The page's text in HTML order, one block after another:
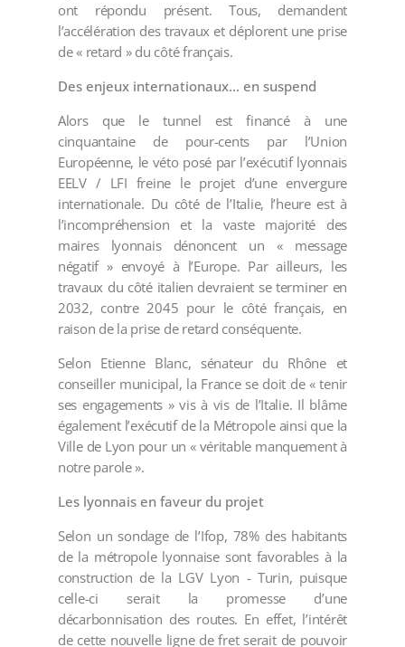
ont répondu présent. Tous, demandent
l’accélération des travaux et déplorent une prise
de « retard » du côté français.
Des enjeux internationaux… en suspend
Alors que le tunnel est financé à une
cinquantaine de pour-cents par l’Union
Européenne, le véto posé par l’exécutif lyonnais
EELV / LFI freine le projet d’une envergure
internationale. Du côté de l’Italie, l’heure est à
l’incompréhension et la vaste majorité des
maires lyonnais dénoncent un « message
négatif » envoyé à l’Europe. Par ailleurs, les
travaux du côté italien devraient se terminer en
2032, contre 2045 pour le côté français, en
raison de la prise de retard conséquente.
Selon Etienne Blanc, sénateur du Rhône et
conseiller municipal, la France se doit de « tenir
ses engagements » vis à vis de l’Italie. Il blâme
également l’exécutif de la Métropole ainsi que la
Ville de Lyon pour un « véritable manquement à
notre parole ».
Les lyonnais en faveur du projet
Selon un sondage de l’Ifop, 78% des habitants
de la métropole lyonnaise sont favorables à la
construction de la LGV Lyon - Turin, puisque
celle-ci serait la promesse d’une
décarbonnisation des routes. En effet, l’intérêt
de cette nouvelle ligne de fret serait de pouvoir